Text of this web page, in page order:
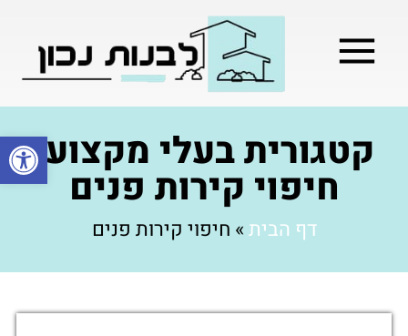
פתחקטגורית בעלי מקצוע:
חיפוי קירות פנים
דף הבית» חיפוי קירות פנים